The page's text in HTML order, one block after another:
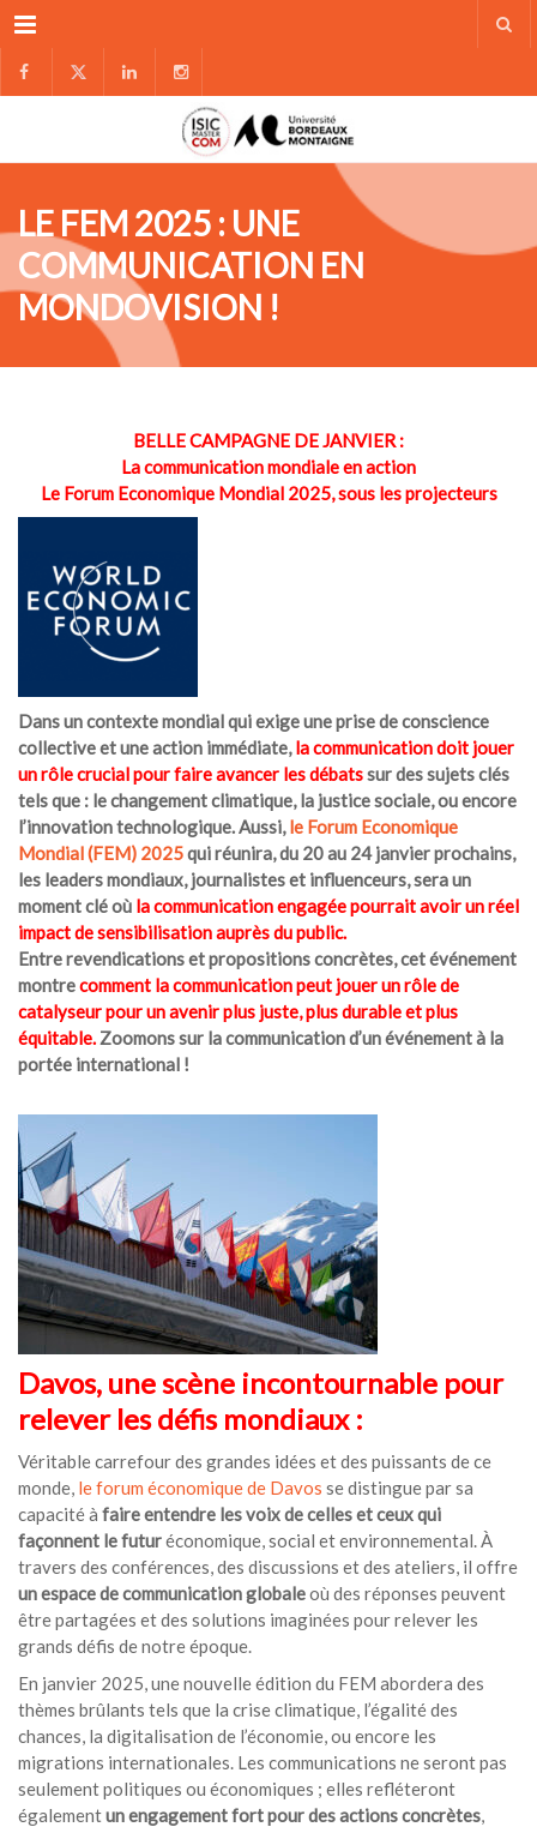
Menu
LE FEM 2025 : UNE
COMMUNICATION EN
MONDOVISION !
BELLE CAMPAGNE DE JANVIER :
La communication mondiale en action
Le Forum Economique Mondial 2025, sous les projecteurs
Dans un contexte mondial qui exige une prise de conscience
collective et une action immédiate,la communication doit jouer
un rôle crucial pour faire avancer les débatssur des sujets clés
tels que : le changement climatique, la justice sociale, ou encore
l’innovation technologique. Aussi,le Forum Economique
Mondial (FEM) 2025qui réunira, du 20 au 24 janvier prochains,
les leaders mondiaux, journalistes et influenceurs, sera un
moment clé où la communication engagée pourrait avoir un réel
impact de sensibilisation auprès du public.
Entre revendications et propositions concrètes, cet événement
montrecomment la communication peut jouer un rôle de
catalyseur pour un avenir plus juste, plus durable et plus
équitable.Zoomons sur la communication d’un événement à la
portée international !
Davos, une scène incontournable pour
relever les défis mondiaux :
Véritable carrefour des grandes idées et des puissants de ce
monde, le forum économique de Davos se distingue par sa
capacité à faire entendre les voix de celles et ceux qui
façonnent le futuréconomique, social et environnemental. À
travers des conférences, des discussions et des ateliers, il offre
un espace de communication globaleoù des réponses peuvent
être partagées et des solutions imaginées pour relever les
grands défis de notre époque.
En janvier 2025, une nouvelle édition du FEM abordera des
thèmes brûlants tels que la crise climatique, l’égalité des
chances, la digitalisation de l’économie, ou encore les
migrations internationales. Les communications ne seront pas
seulement politiques ou économiques ; elles refléteront
égalementun engagement fort pour des actions concrètes,